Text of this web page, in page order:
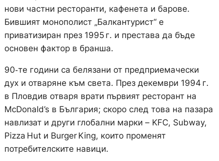
нови частни ресторанти, кафенета и барове.
Бившият монополист „Балкантурист“ е
приватизиран през 1995 г. и престава да бъде
основен фактор в бранша.
90‑те години са белязани от предприемачески
дух и отваряне към света. През декември 1994 г.
в Пловдив отваря врати първият ресторант на
McDonald’s в България; скоро след това на пазара
навлизат и други глобални марки – KFC, Subway,
Pizza Hut и Burger King, които променят
потребителските навици.